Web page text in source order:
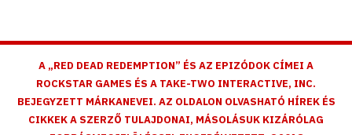
A „RED DEAD REDEMPTION” ÉS AZ EPIZÓDOK CÍMEI A
ROCKSTAR GAMES ÉS A TAKE-TWO INTERACTIVE, INC.
BEJEGYZETT MÁRKANEVEI. AZ OLDALON OLVASHATÓ HÍREK ÉS
CIKKEK A SZERZŐ TULAJDONAI, MÁSOLÁSUK KIZÁRÓLAG